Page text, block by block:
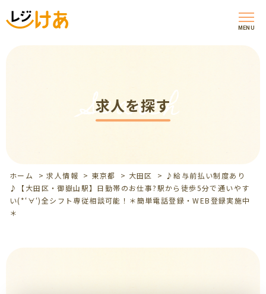
MENU
求人を探す
Search
ホーム >求人情報 > 東京都 > 大田区 > ♪給与前払い制度あり
♪【大田区・御嶽山駅】日勤帯のお仕事?駅から徒歩5分で通いやす
い(*‘∀‘)全シフト専従相談可能！＊簡単電話登録・WEB登録実施中
＊